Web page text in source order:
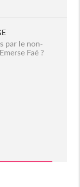
par le non-
Faé ?